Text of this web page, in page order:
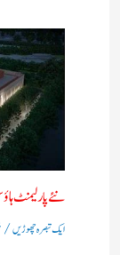
نئے پارلیمنٹ
ایک تبصرہ چھوڑیں/